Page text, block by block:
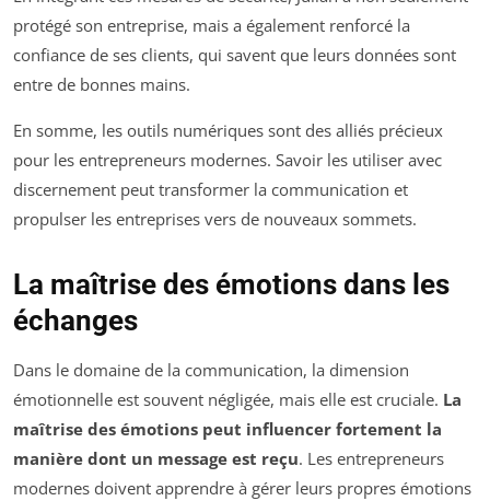
protégé son entreprise, mais a également renforcé la
confiance de ses clients, qui savent que leurs données sont
entre de bonnes mains.
En somme, les outils numériques sont des alliés précieux
pour les entrepreneurs modernes. Savoir les utiliser avec
discernement peut transformer la communication et
propulser les entreprises vers de nouveaux sommets.
La maîtrise des émotions dans les
échanges
Dans le domaine de la communication, la dimension
émotionnelle est souvent négligée, mais elle est cruciale. La
maîtrise des émotions peut influencer fortement la
manière dont un message est reçu. Les entrepreneurs
modernes doivent apprendre à gérer leurs propres émotions